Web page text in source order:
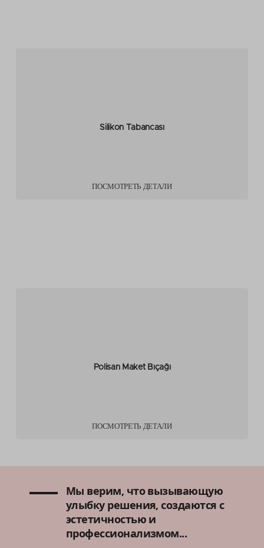
Silikon Tabancası
ПОСМОТРЕТЬ ДЕТАЛИ
Polisan Maket Bıçağı
ПОСМОТРЕТЬ ДЕТАЛИ
Мы верим, что вызывающую
улыбку решения, создаются с
эстетичностью и
профессионализмом...